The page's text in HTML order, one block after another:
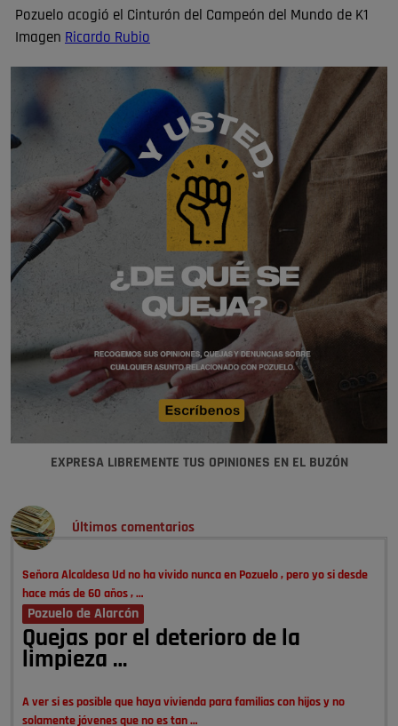
Pozuelo acogió el Cinturón del Campeón del Mundo de K1
Imagen Ricardo Rubio
EXPRESA LIBREMENTE TUS OPINIONES EN EL BUZÓN
Últimos comentarios
Señora Alcaldesa Ud no ha vivido nunca en Pozuelo , pero yo si desde
hace más de 60 años , …
Pozuelo de Alarcón
Quejas por el deterioro de la
limpieza …
A ver si es posible que haya vivienda para familias con hijos y no
solamente jóvenes que no es tan …